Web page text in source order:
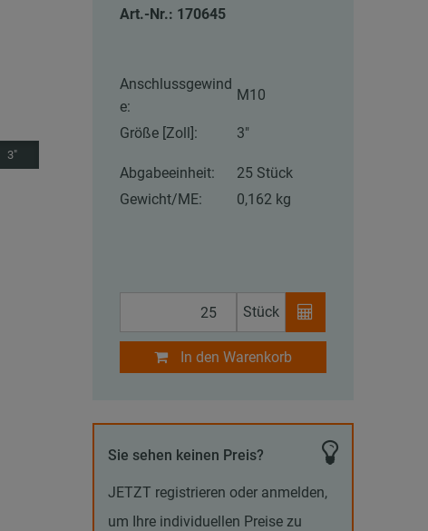
3"
Art.-Nr.: 170645
Anschlussgewind
e:
M10
Größe [Zoll]: 3"
Abgabeeinheit:
25 Stück
Gewicht/ME:
0,162 kg
Stück
In den Warenkorb
Sie sehen keinen Preis?
JETZT registrieren oder anmelden,
um Ihre individuellen Preise zu